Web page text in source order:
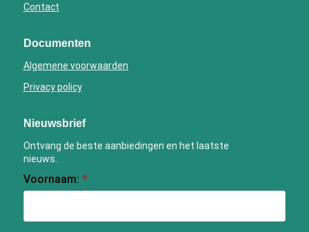
Contact
Documenten
Algemene voorwaarden
Privacy policy
Nieuwsbrief
Ontvang de beste aanbiedingen en het laatste
nieuws.
Voornaam: *